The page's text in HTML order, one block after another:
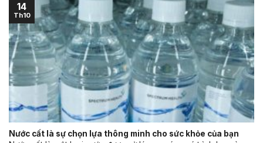
Nước cất là sự chọn lựa thông minh cho sức khỏe của bạn
14
Th10